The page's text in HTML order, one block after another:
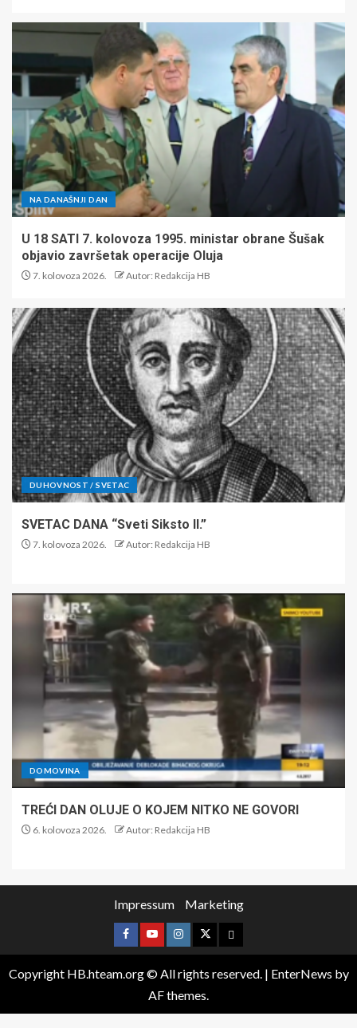
NA DANAŠNJI DAN
U 18 SATI 7. kolovoza 1995. ministar obrane Šušak
objavio završetak operacije Oluja
7. kolovoza 2026. Autor: Redakcija HB
DUHOVNOST / SVETAC
SVETAC DANA “Sveti Siksto II.”
7. kolovoza 2026. Autor: Redakcija HB
DOMOVINA
TREĆI DAN OLUJE O KOJEM NITKO NE GOVORI
6. kolovoza 2026. Autor: Redakcija HB
Impressum Marketing
Copyright HB.hteam.org © All rights reserved. | EnterNews by
AF themes.